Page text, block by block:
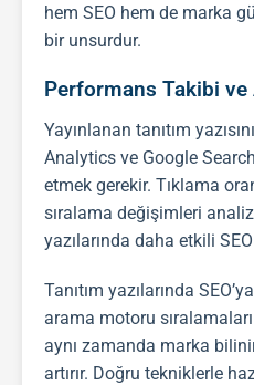
hem SEO hem de marka
bir unsurdur.
Performans Takibi ve
Yayınlanan tanıtım yazısı
Analytics ve Google
etmek gerekir. Tıklama
sıralama değişimleri
yazılarında daha etkili SEO
Tanıtım yazılarında SEO
arama motoru
aynı zamanda marka
artırır. Doğru tekniklerle